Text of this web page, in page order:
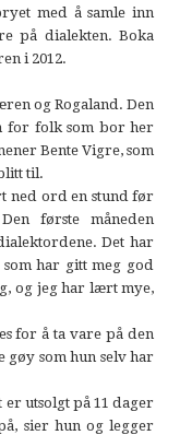
med å samle inn
på dialekten. Boka
i 2012.
og Rogaland. Den
for folk som bor her
Bente Vigre, som
til.
ned ord en stund før
første måneden
Det har
har gitt meg god
og jeg har lært mye,
for å ta vare på den
gøy som hun selv har
utsolgt på 11 dager
sier hun og legger